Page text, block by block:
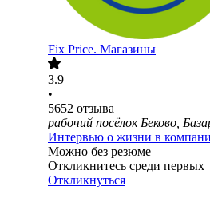
Fix Price. Магазины
3.9
•
5652 отзыва
рабочий посёлок Беково,
Интервью о жизни в
Можно без резюме
Откликнитесь среди первых
Откликнуться